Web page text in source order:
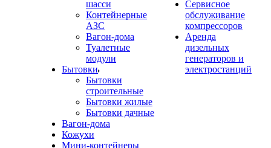
шасси
Контейнерные
АЗС
Вагон-дома
Туалетные
модули
Бытовки
Бытовки
строительные
Бытовки жилые
Бытовки дачные
Вагон-дома
Кожухи
Мини-контейнеры
Сервисное
обслуживание
компрессоров
Аренда
дизельных
генераторов и
электростанций